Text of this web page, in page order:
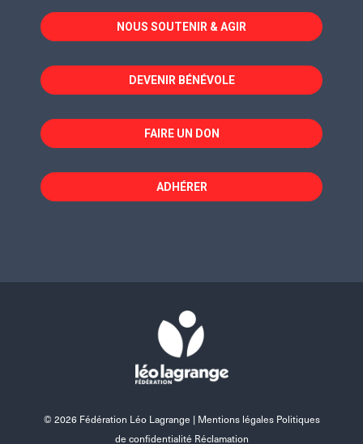
dans
une
fenêtre
dans
une
fenêtre
dans
une
fenêtre
NOUS SOUTENIR & AGIR
DEVENIR BÉNÉVOLE
FAIRE UN DON
ADHÉRER
© 2026 Fédération Léo Lagrange | Mentions légales Politiques
de confidentialité Réclamation